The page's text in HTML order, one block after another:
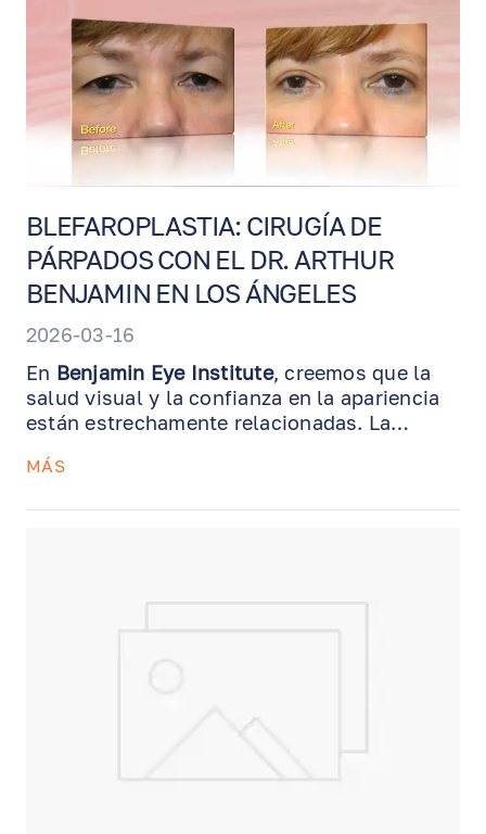
BLEFAROPLASTIA: CIRUGÍA DE
PÁRPADOS CON EL DR. ARTHUR
BENJAMIN EN LOS ÁNGELES
2026-03-16
En Benjamin Eye Institute, creemos que la
salud visual y la confianza en la apariencia
están estrechamente relacionadas. La
cirugía de párpados, es un procedimiento
rejuvenecida. En algunos casos, también
MÁS